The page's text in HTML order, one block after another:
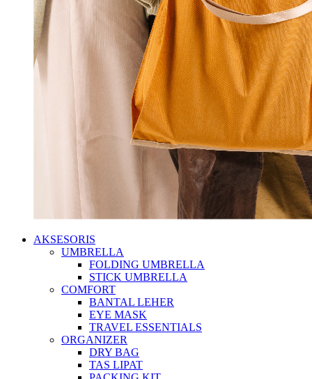
AKSESORIS
UMBRELLA
FOLDING UMBRELLA
STICK UMBRELLA
COMFORT
BANTAL LEHER
EYE MASK
TRAVEL ESSENTIALS
ORGANIZER
DRY BAG
TAS LIPAT